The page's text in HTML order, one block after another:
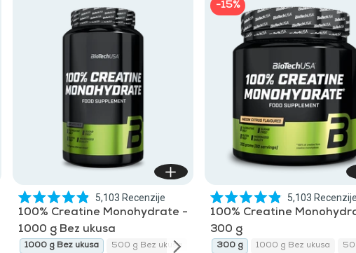
ukusa 300 g Bez ukusa 300 g yuzu 300 g Sangria
Ocijenjeno
s
4.9
od
5
5,103 Recenzije
100% Creatine Monohydrate -
1000 g Bez ukusa
1000 g Bez ukusa 500 g Bez ukusa 300 g Bez ukusa 300 g 300 g
-15%
Ocijenjeno
s
od
5,103 Recenzije
100% Creatine
300 g
300 g yuzu 300 g Sangria lychee 300 g 1000 g Bez ukusa